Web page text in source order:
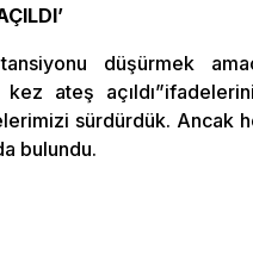
düşürmek
ateş
sürdürdük. Ancak
bulundu.